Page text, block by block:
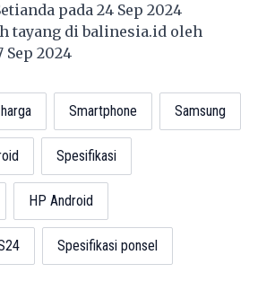
pada 24 Sep 2024
tayang dibalinesia.id oleh
Sep 2024
harga Smartphone Samsung
Spesifikasi
HP Android
Spesifikasi ponsel